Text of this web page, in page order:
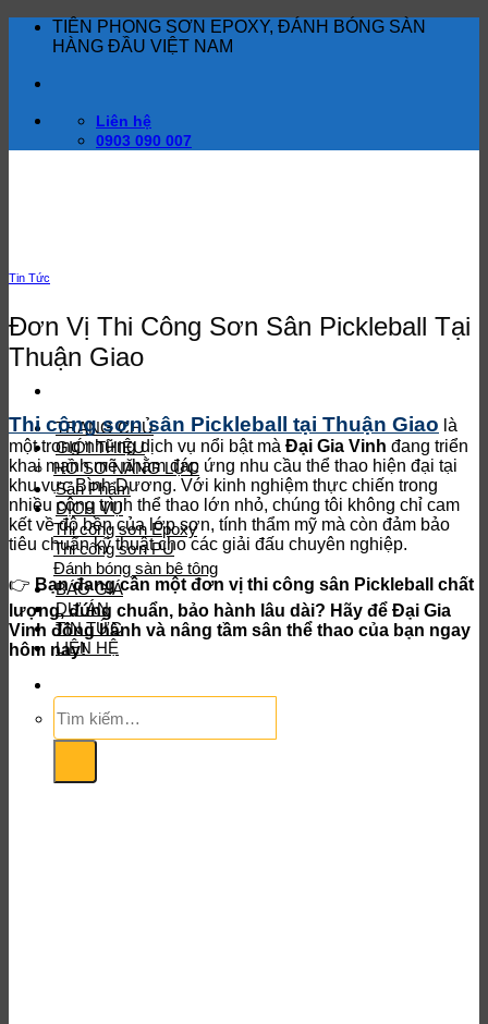
dung
TIÊN PHONG SƠN EPOXY, ĐÁNH BÓNG SÀN
HÀNG ĐẦU VIỆT NAM
Liên hệ
0903 090 007
TRANG CHỦ
GIỚI THIỆU
HỒ SƠ NĂNG LỰC
Sản Phẩm
DỊCH VỤ
Thi công sơn Epoxy
Thi công sơn PU
Đánh bóng sàn bê tông
BÁO GIÁ
DỰ ÁN
TIN TỨC
LIÊN HỆ
Tìm
kiếm:
Tin Tức
Đơn Vị Thi Công Sơn Sân Pickleball Tại
Thuận Giao
Thi công sơn sân Pickleball tại Thuận Giao là
một trong những dịch vụ nổi bật mà Đại Gia Vinh đang triển
khai mạnh mẽ nhằm đáp ứng nhu cầu thể thao hiện đại tại
khu vực Bình Dương. Với kinh nghiệm thực chiến trong
nhiều công trình thể thao lớn nhỏ, chúng tôi không chỉ cam
kết về độ bền của lớp sơn, tính thẩm mỹ mà còn đảm bảo
tiêu chuẩn kỹ thuật cho các giải đấu chuyên nghiệp.
👉 Bạn đang cần một đơn vị thi công sân Pickleball chất
lượng, đúng chuẩn, bảo hành lâu dài? Hãy để Đại Gia
Vinh đồng hành và nâng tầm sân thể thao của bạn ngay
hôm nay!